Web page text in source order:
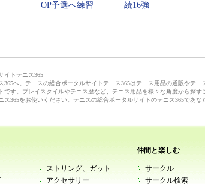
OP予選へ練習
続16強
イトテニス365
365へ。テニスの総合ポータルサイトテニス365はテニス用品の通販やテ
です。プレイスタイルやテニス歴など、テニス用品を様々な角度から探
ス365をお使いください。テニスの総合ポータルサイトのテニス365であな
ストリング、ガット
アクセサリー
仲間と楽しむ
サークル
サークル検索